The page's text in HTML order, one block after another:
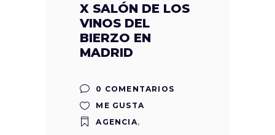
X SALÓN DE LOS
VINOS DEL
BIERZO EN
MADRID
0 COMENTARIOS
ME GUSTA
AGENCIA,